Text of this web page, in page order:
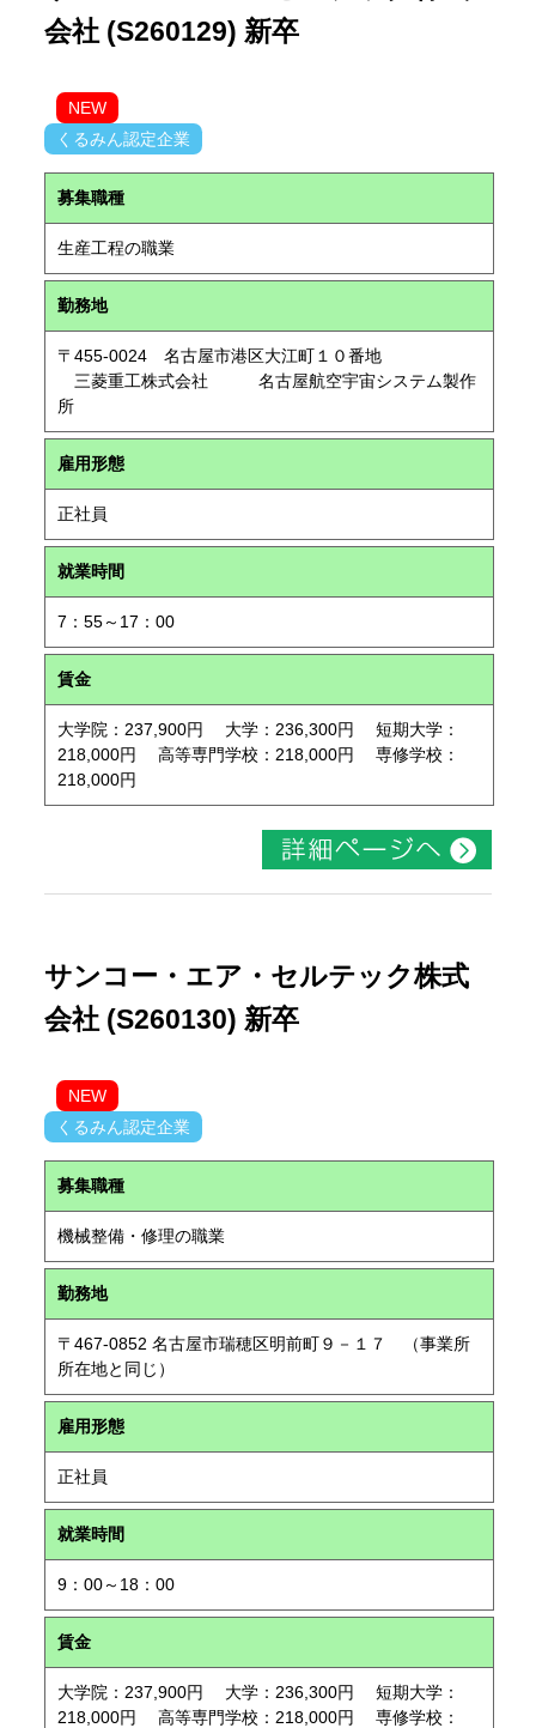
会社 (S260129) 新卒
NEW
くるみん認定企業
募集職種
生産工程の職業
勤務地
〒455-0024 名古屋市港区大江町１０番地
三菱重工株式会社 名古屋航空宇宙システム製作
所
雇用形態
正社員
就業時間
7：55～17：00
賃金
大学院：237,900円 大学：236,300円 短期大学：
218,000円 高等専門学校：218,000円 専修学校：
218,000円
サンコー・エア・セルテック株式
会社 (S260130) 新卒
NEW
くるみん認定企業
募集職種
機械整備・修理の職業
勤務地
〒467-0852 名古屋市瑞穂区明前町９－１７ （事業所
所在地と同じ）
雇用形態
正社員
就業時間
9：00～18：00
賃金
大学院：237,900円 大学：236,300円 短期大学：
218,000円 高等専門学校：218,000円 専修学校：